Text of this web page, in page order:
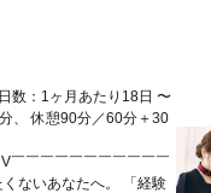
数：1ヶ月あたり18日 〜
、 休憩90分／60分＋30
￣￣￣￣￣￣￣￣￣￣￣
ないあなたへ。 「経験